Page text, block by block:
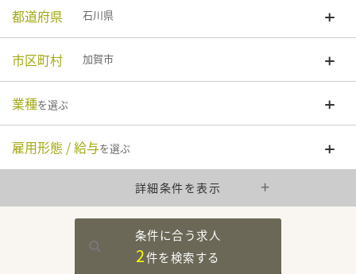
都道府県 石川県
市区町村 加賀市
業種を選ぶ
雇用形態 / 給与を選ぶ
詳細条件を表示
条件に合う求人
2件を検索する